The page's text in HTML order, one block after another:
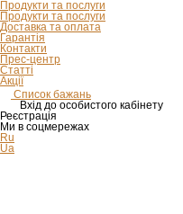
Продукти та послуги
Продукти та послуги
Доставка та оплата
Гарантія
Контакти
Прес-центр
Статті
Акції
Список бажань
Вхід до особистого кабінету
Реєстрація
Ми в соцмережах
Ru
Ua